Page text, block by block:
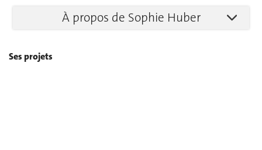
À propos de Sophie Huber
Ses projets